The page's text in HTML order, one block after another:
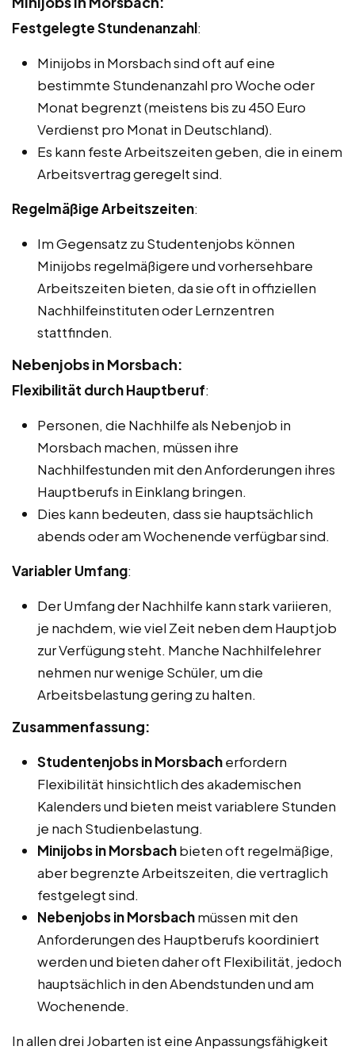
Festgelegte Stundenanzahl:
Minijobs in Morsbach sind oft auf eine
bestimmte Stundenanzahl pro Woche oder
Monat begrenzt (meistens bis zu 450 Euro
Verdienst pro Monat in Deutschland).
Es kann feste Arbeitszeiten geben, die in einem
Arbeitsvertrag geregelt sind.
Regelmäßige Arbeitszeiten:
Im Gegensatz zu Studentenjobs können
Minijobs regelmäßigere und vorhersehbare
Arbeitszeiten bieten, da sie oft in offiziellen
Nachhilfeinstituten oder Lernzentren
stattfinden.
Nebenjobs in Morsbach:
Flexibilität durch Hauptberuf:
Personen, die Nachhilfe als Nebenjob in
Morsbach machen, müssen ihre
Nachhilfestunden mit den Anforderungen ihres
Hauptberufs in Einklang bringen.
Dies kann bedeuten, dass sie hauptsächlich
abends oder am Wochenende verfügbar sind.
Variabler Umfang:
Der Umfang der Nachhilfe kann stark variieren,
je nachdem, wie viel Zeit neben dem Hauptjob
zur Verfügung steht. Manche Nachhilfelehrer
nehmen nur wenige Schüler, um die
Arbeitsbelastung gering zu halten.
Zusammenfassung:
Studentenjobs in Morsbacherfordern
Flexibilität hinsichtlich des akademischen
Kalenders und bieten meist variablere Stunden
je nach Studienbelastung.
Minijobs in Morsbachbieten oft regelmäßige,
aber begrenzte Arbeitszeiten, die vertraglich
festgelegt sind.
Nebenjobs in Morsbachmüssen mit den
Anforderungen des Hauptberufs koordiniert
werden und bieten daher oft Flexibilität, jedoch
hauptsächlich in den Abendstunden und am
Wochenende.
In allen drei Jobarten ist eine Anpassungsfähigkeit